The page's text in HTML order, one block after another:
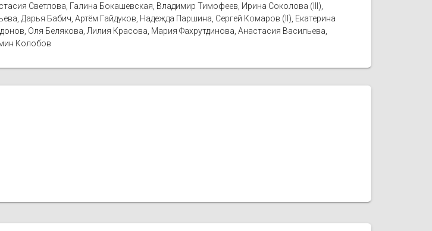
Светлова, Галина Бокашевская, Владимир Тимофеев, Ирина Соколова (III),
Дарья Бабич, Артём Гайдуков, Надежда Паршина, Сергей Комаров (II), Екатерина
Оля Белякова, Лилия Красова, Мария Фахрутдинова, Анастасия Васильева,
Колобов